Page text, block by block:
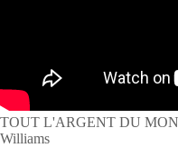
TOUT L'ARGENT DU
Williams